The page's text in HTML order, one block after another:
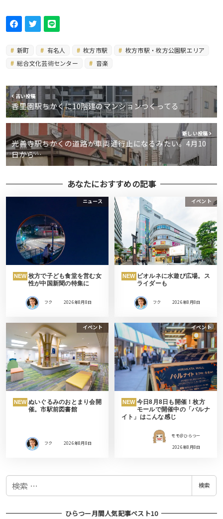
新町 有名人 枚方市駅
枚方市駅・枚方公園駅エリア
総合文化芸術センター
音楽
古い投稿
香里園駅ちかくに10階建のマンションつくってる
新しい投稿
光善寺駅ちかくの道路が車両通行止になるみたい。4月10
日から…
あなたにおすすめの記事
ニュース
NEW 枚方で子ども食堂を営む女
性が中国新聞の特集に
フク 2026年8月8日
イベント
NEW ビオルネに水遊び広場。ス
ライダーも
フク 2026年8月8日
イベント
NEW ぬいぐるみのおとまり会開
催。市駅前図書館
フク 2026年8月8日
イベント
NEW 今日8月8日も開催！枚方
モールで開催中の「バルナ
イト」はこんな感じ
モモ＠ひらつー
2026年8月8日
検
検索
ひらつー月間人気記事ベスト10